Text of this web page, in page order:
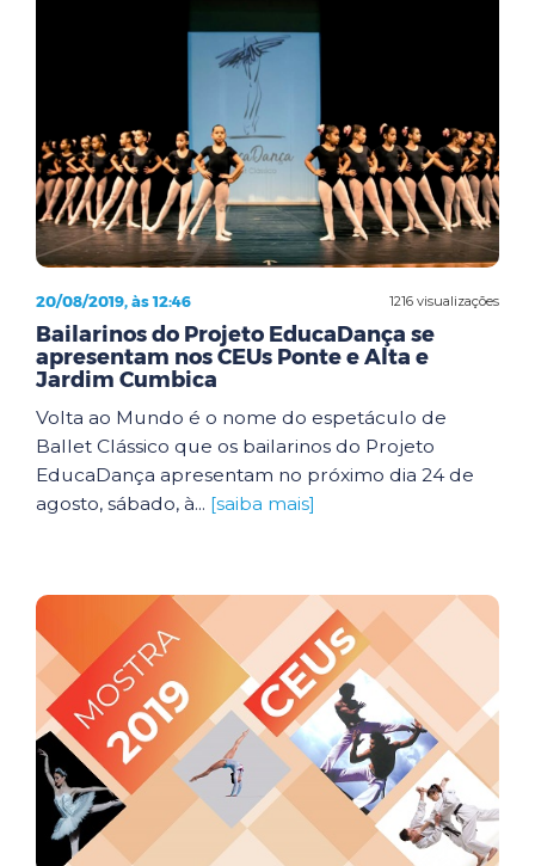
1216 visualizações
20/08/2019, às 12:46
Bailarinos do Projeto EducaDança se
apresentam nos CEUs Ponte e Alta e
Jardim Cumbica
Volta ao Mundo é o nome do espetáculo de
Ballet Clássico que os bailarinos do Projeto
EducaDança apresentam no próximo dia 24 de
agosto, sábado, à... [saiba mais]